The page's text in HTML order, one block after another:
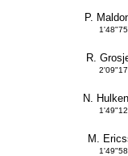
P.
R.
N.
M.